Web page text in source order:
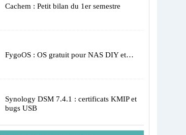
Cachem : Petit bilan du 1er semestre
FygoOS : OS gratuit pour NAS DIY et…
Synology DSM 7.4.1 : certificats KMIP et
bugs USB